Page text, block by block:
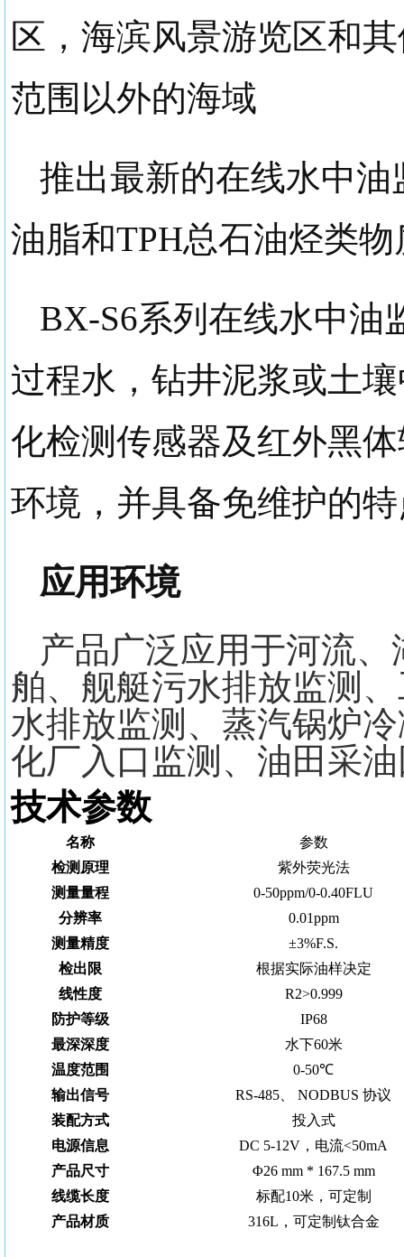
区，海滨风景游览区和
范围以外的海域
推出最新的在线水中油
油脂和TPH总石油烃类
BX-S6系列 在线水中油
过程水，钻井泥浆或土
化检测传感器及红外黑
环境，并具备免维护的
应用环境
产品广泛应用于河流
舶、舰艇污水排放监测 、
水排放监测 、 蒸汽锅炉
化厂入口监测 、 油田采
技术参数
名称
参数
检测原理
紫外荧光法
测量量程
0-50ppm/0-0.40FLU
分辨率
0.01ppm
测量精度
±3%F.S.
检出限
根据实际油样决定
线性度
R2>0.999
防护等级
IP68
最深深度
水下60米
温度范围
0-50℃
输出信号
RS-485、 NODBUS 协议
装配方式
投入式
电源信息
DC 5-12V，电流<50mA
产品尺寸
Φ26 mm * 167.5 mm
线缆长度
标配10米，可定制
产品材质
316L，可定制 钛合金